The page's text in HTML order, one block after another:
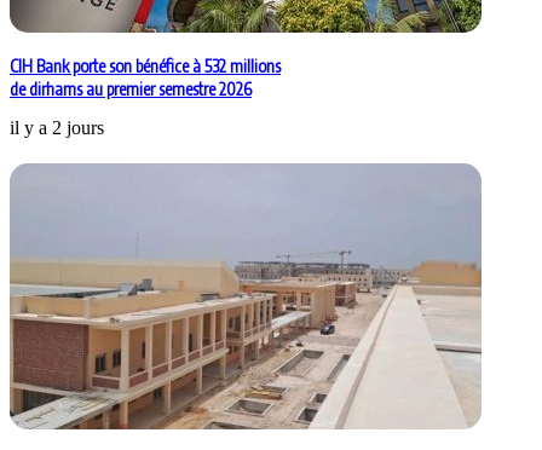
CIH Bank porte son bénéfice à 532 millions
de dirhams au premier semestre 2026
il y a 2 jours